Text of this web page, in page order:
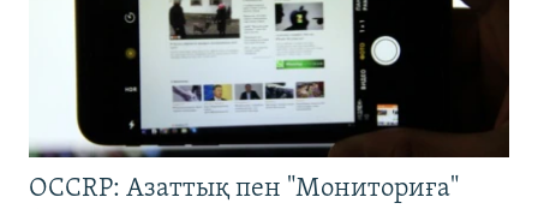
OCCRP: Азаттық пен "Мониториға"